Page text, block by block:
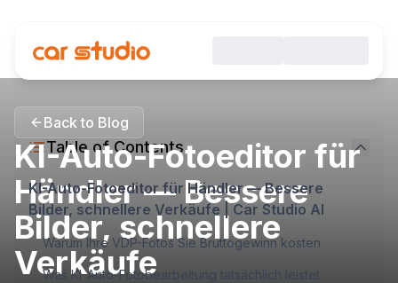
Back to Blog
KI-Auto-Fotoeditor für
Händler — Bessere
Bilder, schnellere
Verkäufe
Table of Contents
KI-Auto-Fotoeditor für Händler — Bessere
Bilder, schnellere Verkäufe | Car Studio AI
Warum Ihre VDP-Fotos Sie Bruttogewinn kosten
Was KI-Auto-Fotobearbeitung tatsächlich leistet